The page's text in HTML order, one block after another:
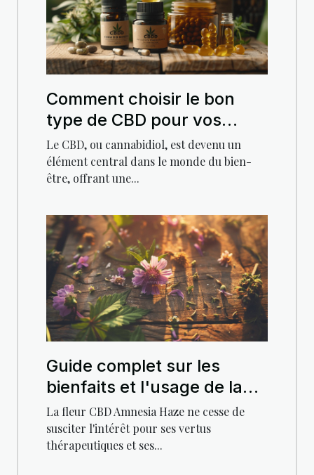
Comment choisir le bon
type de CBD pour vos
besoins spécifiques
Le CBD, ou cannabidiol, est devenu un
élément central dans le monde du bien-
être, offrant une...
Guide complet sur les
bienfaits et l'usage de la
fleur CBD Amnesia Haze
La fleur CBD Amnesia Haze ne cesse de
susciter l'intérêt pour ses vertus
thérapeutiques et ses...